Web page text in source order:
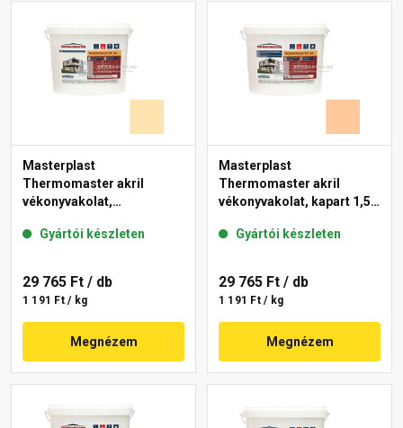
Masterplast
Thermomaster akril
vékonyvakolat,
01-E 25 kg
Gyártói készleten
29 765 Ft / db
1 191 Ft / kg
Megnézem
Masterplast
Thermomaster akril
vékonyvakolat, kapart 1,5
Gyártói készleten
29 765 Ft / db
1 191 Ft / kg
Megnézem